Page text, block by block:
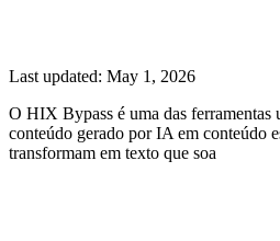
Last updated: May 1, 2026
O HIX Bypass é uma das ferramentas
conteúdo gerado por IA em conteúdo
transformam em texto que soa